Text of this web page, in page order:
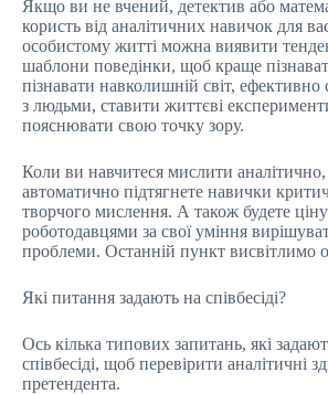
Якщо ви не вчений, детектив або
користь від аналітичних навичок для
особистому житті можна виявити
шаблони поведінки, щоб краще
пізнавати навколишній світ, ефективно
з людьми, ставити життєві
пояснювати свою точку зору.
Коли ви навчитеся мислити
автоматично підтягнете навички
творчого мислення. А також будете
роботодавцями за свої уміння
проблеми. Останній пункт висвітлимо
Які питання задають на співбесіді?
Ось кілька типових запитань, які
співбесіді, щоб перевірити аналітичні
претендента.